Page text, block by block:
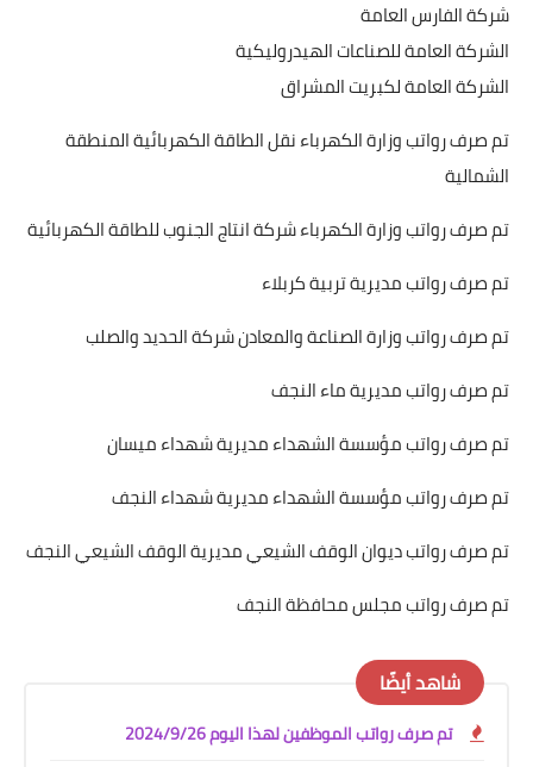
شركة الفارس العامة
الشركة العامة للصناعات الهيدروليكية
الشركة العامة لكبريت المشراق
تم صرف رواتب وزارة الكهرباء نقل الطاقة الكهربائية المنطقة
الشمالية
تم صرف رواتب وزارة الكهرباء شركة انتاج الجنوب للطاقة الكهربائية
تم صرف رواتب مديرية تربية كربلاء
تم صرف رواتب وزارة الصناعة والمعادن شركة الحديد والصلب
تم صرف رواتب مديرية ماء النجف
تم صرف رواتب مؤسسة الشهداء مديرية شهداء ميسان
تم صرف رواتب مؤسسة الشهداء مديرية شهداء النجف
تم صرف رواتب ديوان الوقف الشيعي مديرية الوقف الشيعي النجف
تم صرف رواتب مجلس محافظة النجف
شاهد أيضًا
تم صرف رواتب الموظفين لهذا اليوم 2024/9/26